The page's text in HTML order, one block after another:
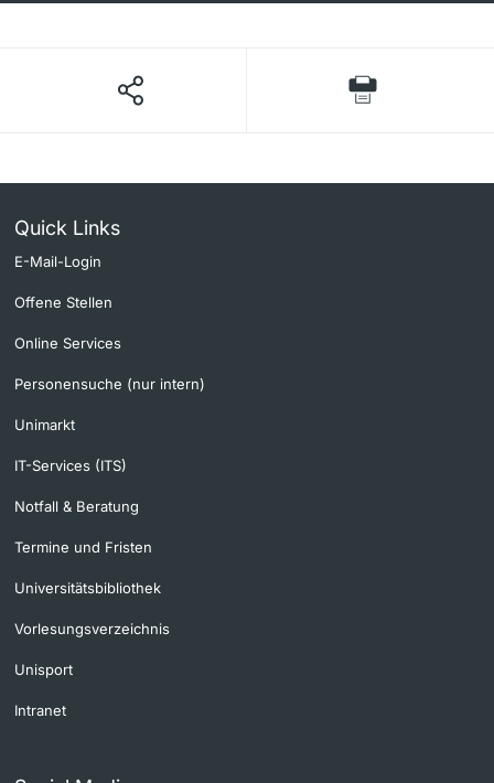
Quick Links
E-Mail-Login
Offene Stellen
Online Services
Personensuche (nur intern)
Unimarkt
IT-Services (ITS)
Notfall & Beratung
Termine und Fristen
Universitätsbibliothek
Vorlesungsverzeichnis
Unisport
Intranet